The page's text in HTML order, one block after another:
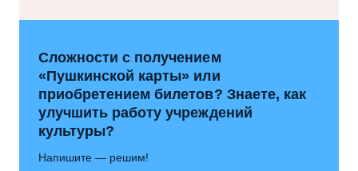
Сложности с получением
«Пушкинской карты» или
приобретением билетов? Знаете, как
улучшить работу учреждений
культуры?
Напишите — решим!